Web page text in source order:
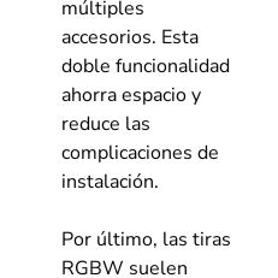
múltiples
accesorios. Esta
doble funcionalidad
ahorra espacio y
reduce las
complicaciones de
instalación.
Por último, las tiras
RGBW suelen